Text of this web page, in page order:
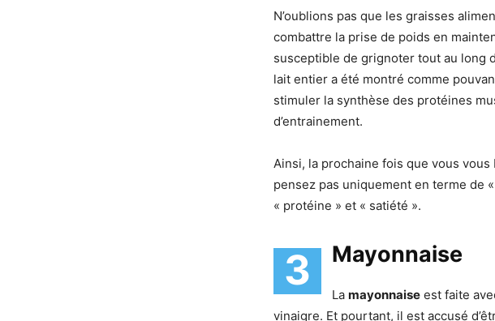
N’oublions pas que les graisses
combattre la prise de poids en
susceptible de grignoter tout au long
lait entier a été montré comme
stimuler la synthèse des protéines
d’entrainement.
Ainsi, la prochaine fois que vous
pensez pas uniquement en terme de
« protéine » et « satiété ».
3 Mayonnaise
La mayonnaise est faite
vinaigre. Et pourtant, il est accusé